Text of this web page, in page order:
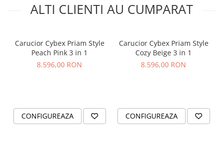
Carucior Cybex Priam 3 in 1
Peach Pink - Cadru Chrome
ALTI CLIENTI AU CUMPARAT
Carucior Cybex Priam Style
Peach Pink 3 in 1
8.596,00 RON
CONFIGUREAZA
Carucior Cybex Priam Style
Cozy Beige 3 in 1
8.596,00 RON
CONFIGUREAZA